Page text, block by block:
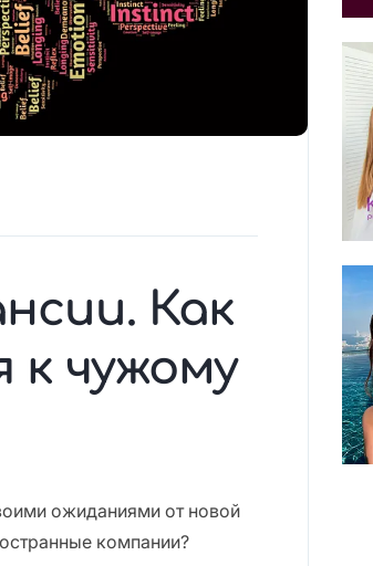
Как
чужому
ожиданиями от новой
компании?